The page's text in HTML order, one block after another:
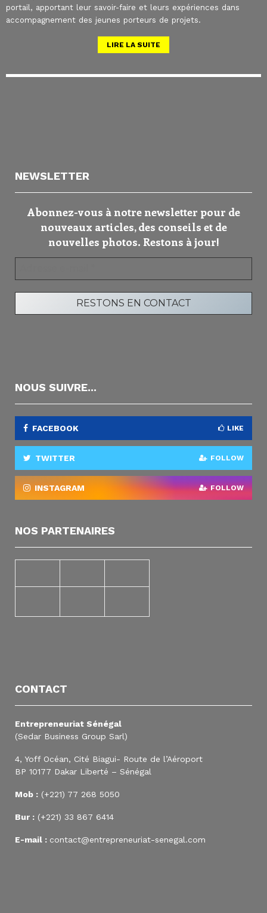
portail, apportant leur savoir-faire et leurs expériences dans
accompagnement des jeunes porteurs de projets.
LIRE LA SUITE
NEWSLETTER
Abonnez-vous à notre newsletter pour de
nouveaux articles, des conseils et de
nouvelles photos. Restons à jour!
NOUS SUIVRE...
FACEBOOK LIKE
TWITTER FOLLOW
INSTAGRAM FOLLOW
NOS PARTENAIRES
CONTACT
Entrepreneuriat Sénégal
(Sedar Business Group Sarl)
4, Yoff Océan, Cité Biagui- Route de l’Aéroport
BP 10177 Dakar Liberté – Sénégal
Mob : (+221) 77 268 5050
Bur : (+221) 33 867 6414
E-mail : contact@entrepreneuriat-senegal.com